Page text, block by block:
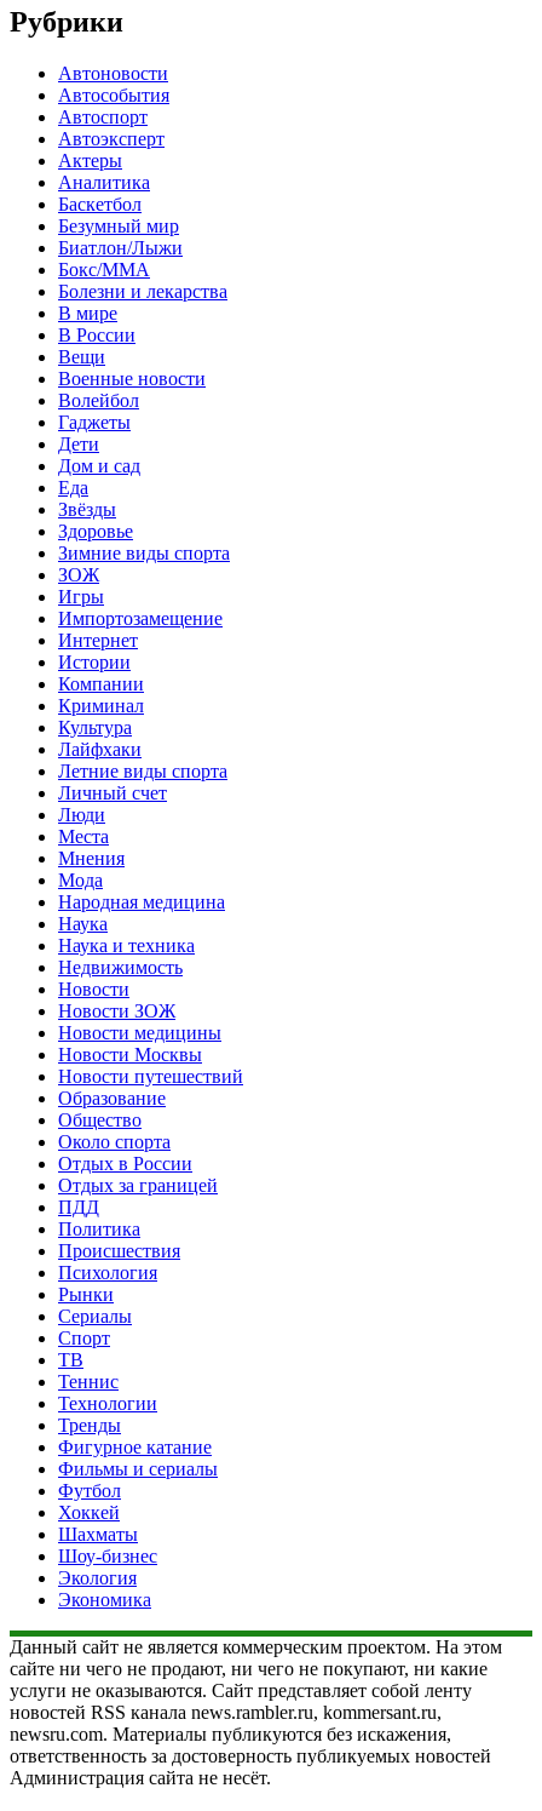
Рубрики
Автоновости
Автособытия
Автоспорт
Автоэксперт
Актеры
Аналитика
Баскетбол
Безумный мир
Биатлон/Лыжи
Бокс/MMA
Болезни и лекарства
В мире
В России
Вещи
Военные новости
Волейбол
Гаджеты
Дети
Дом и сад
Еда
Звёзды
Здоровье
Зимние виды спорта
ЗОЖ
Игры
Импортозамещение
Интернет
Истории
Компании
Криминал
Культура
Лайфхаки
Летние виды спорта
Личный счет
Люди
Места
Мнения
Мода
Народная медицина
Наука
Наука и техника
Недвижимость
Новости
Новости ЗОЖ
Новости медицины
Новости Москвы
Новости путешествий
Образование
Общество
Около спорта
Отдых в России
Отдых за границей
ПДД
Политика
Происшествия
Психология
Рынки
Сериалы
Спорт
ТВ
Теннис
Технологии
Тренды
Фигурное катание
Фильмы и сериалы
Футбол
Хоккей
Шахматы
Шоу-бизнес
Экология
Экономика
Данный сайт не является коммерческим проектом. На этом
сайте ни чего не продают, ни чего не покупают, ни какие
услуги не оказываются. Сайт представляет собой ленту
новостей RSS канала news.rambler.ru, kommersant.ru,
newsru.com. Материалы публикуются без искажения,
ответственность за достоверность публикуемых новостей
Администрация сайта не несёт.